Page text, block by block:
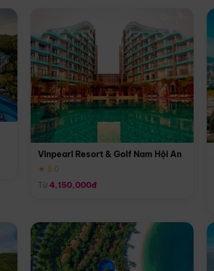
Vinpearl Resort & Golf Nam Hội An
★ 5.0
Từ4,150,000đ